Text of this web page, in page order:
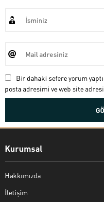
Bir dahaki sefere yorum
posta adresimi ve web site
Kurumsal
Hakkımızda
İletişim